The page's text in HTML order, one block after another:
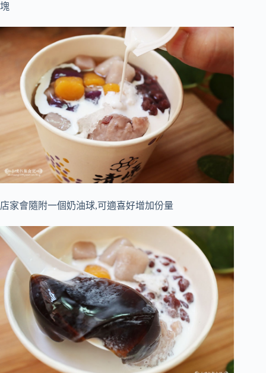
塊
店家會隨附一個奶油球,可適喜好增加份量